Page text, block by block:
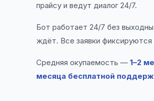
прайсу и ведут диалог 24/7.
Бот работает 24/7 без
ждёт. Все заявки
Средняя окупаемость — 1–2
месяца бесплатной